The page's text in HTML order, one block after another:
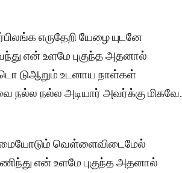
எருதேறி யேழை யுடனே
என் உளமே புகுந்த அதனால்
டுஆறும் உடனாய நாள்கள்
நல்ல அடியார் அவர்க்கு மிகவே.
வெள்ளைவிடைமேல்
என் உளமே புகுந்த அதனால்